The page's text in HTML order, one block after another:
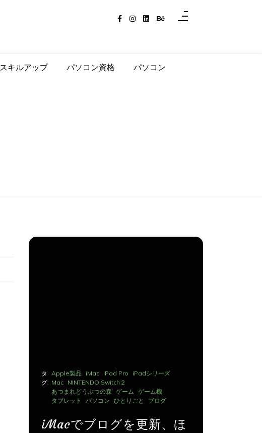
スキルアップ パソコン資格 パソコン
タ
グ:
Apple製品 iMac iPad Pro
iPadシリーズ
Mac
NINTENDO Switch２
あつまれどうぶつの森 ゲーム ゲーム機
タブレット
パソコン ひとりごと ブログ
iMacでブログを更新、ほ